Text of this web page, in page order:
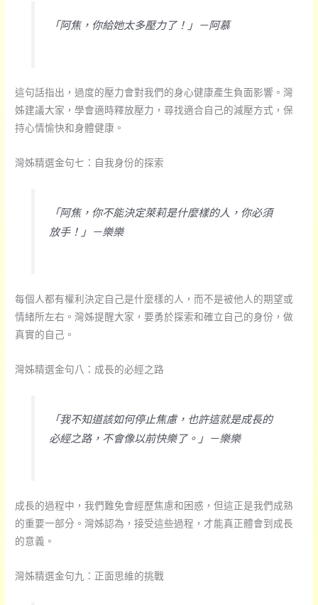
「阿焦，你給她太多壓力了！」－阿慕
這句話指出，過度的壓力會對我們的身心健康產生負面影響。灣
姊建議大家，學會適時釋放壓力，尋找適合自己的減壓方式，保
持心情愉快和身體健康。
灣姊精選金句七：自我身份的探索
「阿焦，你不能決定萊莉是什麼樣的人，你必須
放手！」－樂樂
每個人都有權利決定自己是什麼樣的人，而不是被他人的期望或
情緒所左右。灣姊提醒大家，要勇於探索和確立自己的身份，做
真實的自己。
灣姊精選金句八：成長的必經之路
「我不知道該如何停止焦慮，也許這就是成長的
必經之路，不會像以前快樂了。」－樂樂
成長的過程中，我們難免會經歷焦慮和困惑，但這正是我們成熟
的重要一部分。灣姊認為，接受這些過程，才能真正體會到成長
的意義。
灣姊精選金句九：正面思維的挑戰